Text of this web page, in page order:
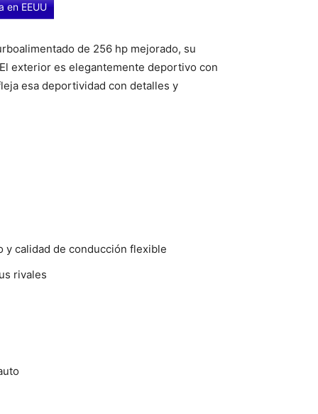
en EEUU
de 256 hp mejorado, su
exterior es elegantemente deportivo con
esa deportividad con detalles y
y calidad de conducción flexible
rivales